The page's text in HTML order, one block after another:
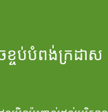
ចប់បំពង់ក្រដាស